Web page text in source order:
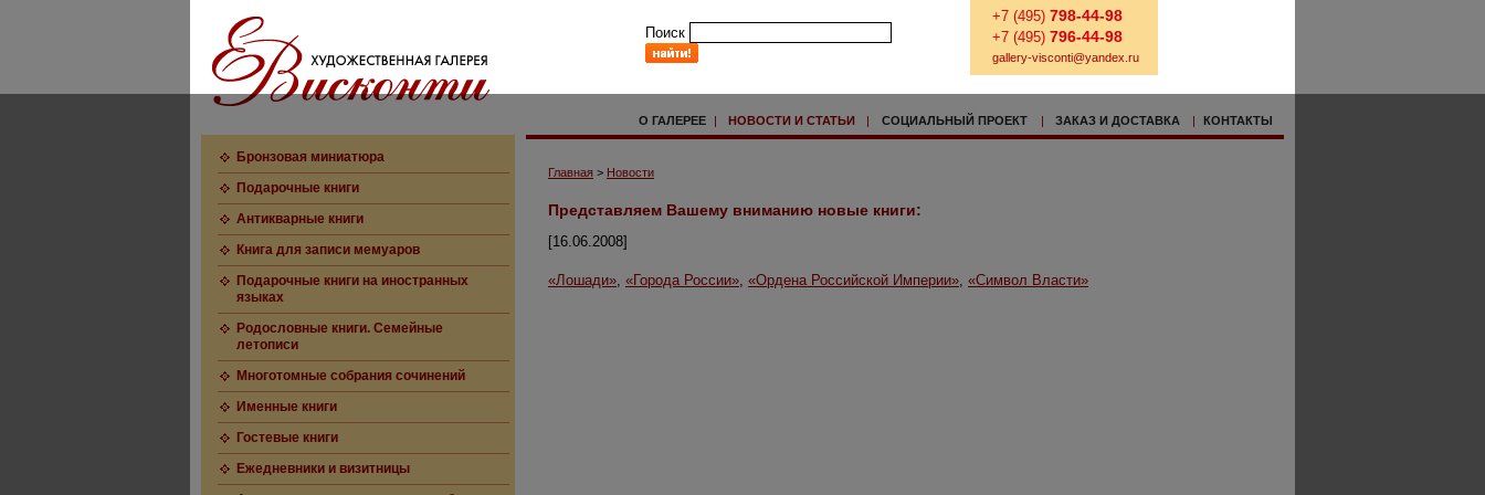
Поиск
+7 (495) 798-44-98
+7 (495) 796-44-98
gallery-visconti@yandex.ru
О ГАЛЕРЕЕ | НОВОСТИ И СТАТЬИ | СОЦИАЛЬНЫЙ ПРОЕКТ | ЗАКАЗ И ДОСТАВКА | КОНТАКТЫ
Бронзовая миниатюра
Подарочные книги
Антикварные книги
Книга для записи мемуаров
Подарочные книги на иностранных
языках
Родословные книги. Семейные
летописи
Многотомные собрания сочинений
Именные книги
Гостевые книги
Ежедневники и визитницы
Главная > Новости
Представляем Вашему вниманию новые книги:
[16.06.2008]
«Лошади» «Города России» «Ордена Российской Империи» «Символ Власти»